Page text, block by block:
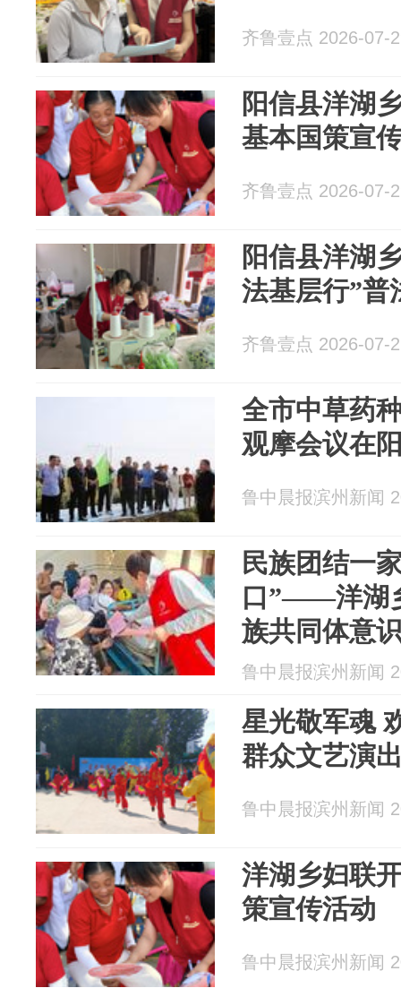
齐鲁壹点 2026-07-
阳信县洋湖
基本国策宣
齐鲁壹点 2026-07-
阳信县洋湖
法基层行”普
齐鲁壹点 2026-07-
全市中草药
观摩会议在
鲁中晨报滨州新闻
民族团结一
口”——洋湖
族共同体意
鲁中晨报滨州新闻
星光敬军魂
群众文艺演
鲁中晨报滨州新闻
洋湖乡妇联
策宣传活动
鲁中晨报滨州新闻